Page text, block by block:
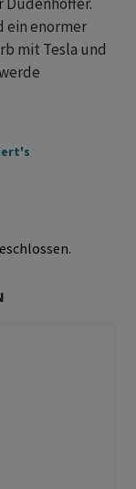
ein enormer
mit Tesla und